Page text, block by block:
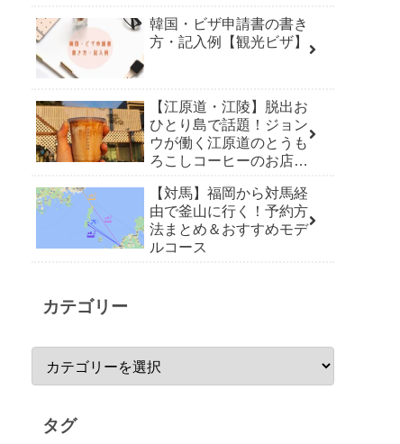
韓国・ビザ申請書の書き
方・記入例【観光ビザ】
【江原道・江陵】脱出お
ひとり島で話題！ジョン
ウが働く江原道のとうも
ろこしコーヒーのお店
ー」
【対馬】福岡から対馬経
由で釜山に行く！予約方
法まとめ＆おすすめモデ
ルコース
カテゴリー
タグ